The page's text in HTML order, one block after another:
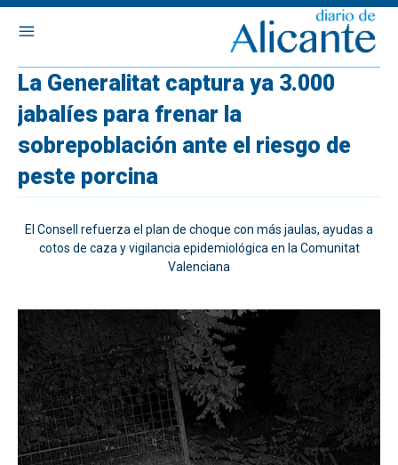
La Generalitat captura ya 3.000
jabalíes para frenar la
sobrepoblación ante el riesgo de
peste porcina
El Consell refuerza el plan de choque con más jaulas, ayudas a
cotos de caza y vigilancia epidemiológica en la Comunitat
Valenciana